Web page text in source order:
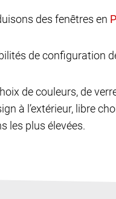
des fenêtres en
de configuration
de couleurs, de
à l’extérieur, libre
les plus élevées.